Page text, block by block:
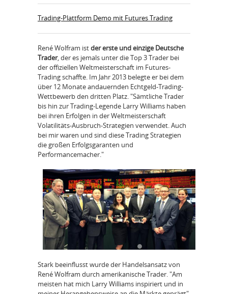
Trading-Plattform Demo mit Futures Trading
René Wolfram istder erste und einzige Deutsche
Trader, der es jemals unter die Top 3 Trader bei
der offiziellen Weltmeisterschaft im Futures-
Trading schaffte. Im Jahr 2013 belegte er bei dem
über 12 Monate andauernden Echtgeld-Trading-
Wettbewerb den dritten Platz. "Sämtliche Trader
bis hin zur Trading-Legende Larry Williams haben
bei ihren Erfolgen in der Weltmeisterschaft
Volatilitäts-Ausbruch-Strategien verwendet. Auch
bei mir waren und sind diese Trading Strategien
die großen Erfolgsgaranten und
Performancemacher."
Stark beeinflusst wurde der Handelsansatz von
René Wolfram durch amerikanische Trader. "Am
meisten hat mich Larry Williams inspiriert und in